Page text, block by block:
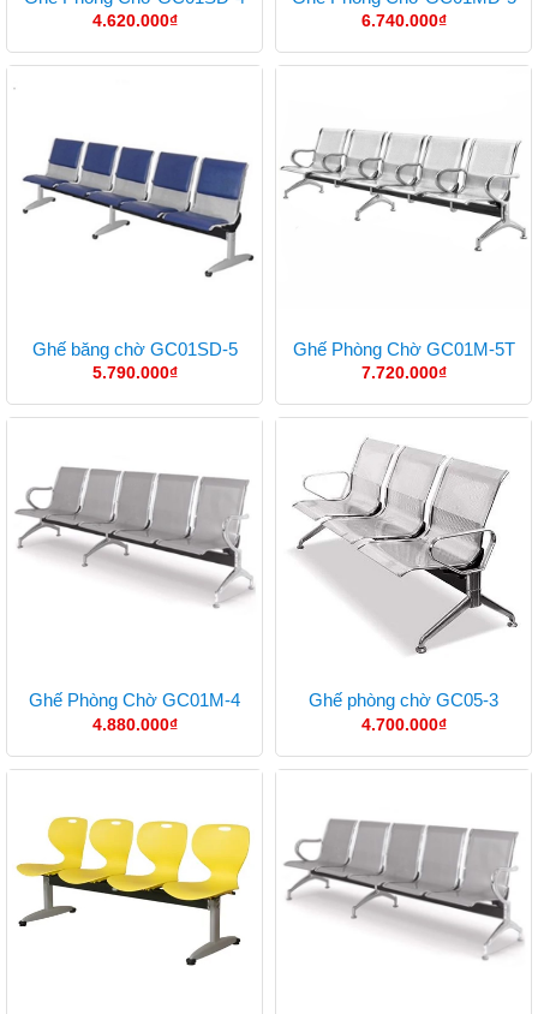
4.620.000₫ 6.740.000₫
Ghế băng chờ GC01SD-5
5.790.000₫
Ghế Phòng Chờ GC01M-5T
7.720.000₫
Ghế Phòng Chờ GC01M-4
4.880.000₫
Ghế phòng chờ GC05-3
4.700.000₫